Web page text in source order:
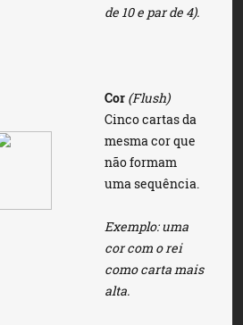
de 10 e par de 4).
Cor (Flush)
Cinco cartas da
mesma cor que
não formam
uma sequência.
Exemplo: uma
cor com o rei
como carta mais
alta.